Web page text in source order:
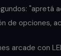
"apretá
de opciones,
arcade con